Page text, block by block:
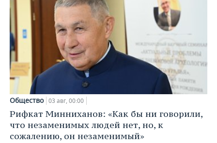
Общество 03 авг, 00:00
Рифкат Минниханов: «Как бы ни говорили,
что незаменимых людей нет, но, к
сожалению, он незаменимый»